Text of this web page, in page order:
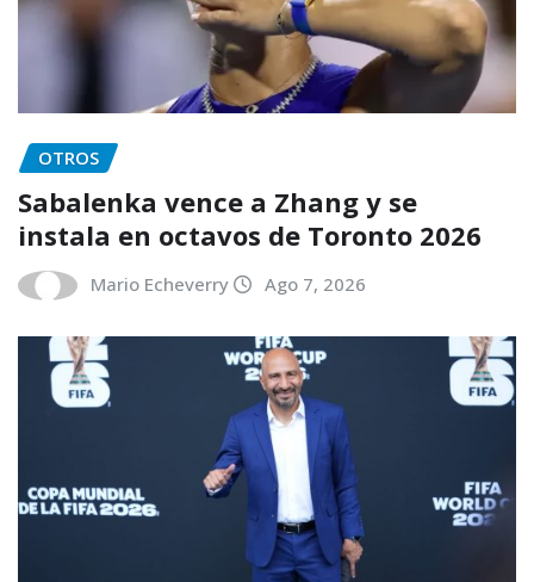
OTROS
Sabalenka vence a Zhang y se
instala en octavos de Toronto 2026
Mario Echeverry Ago 7, 2026